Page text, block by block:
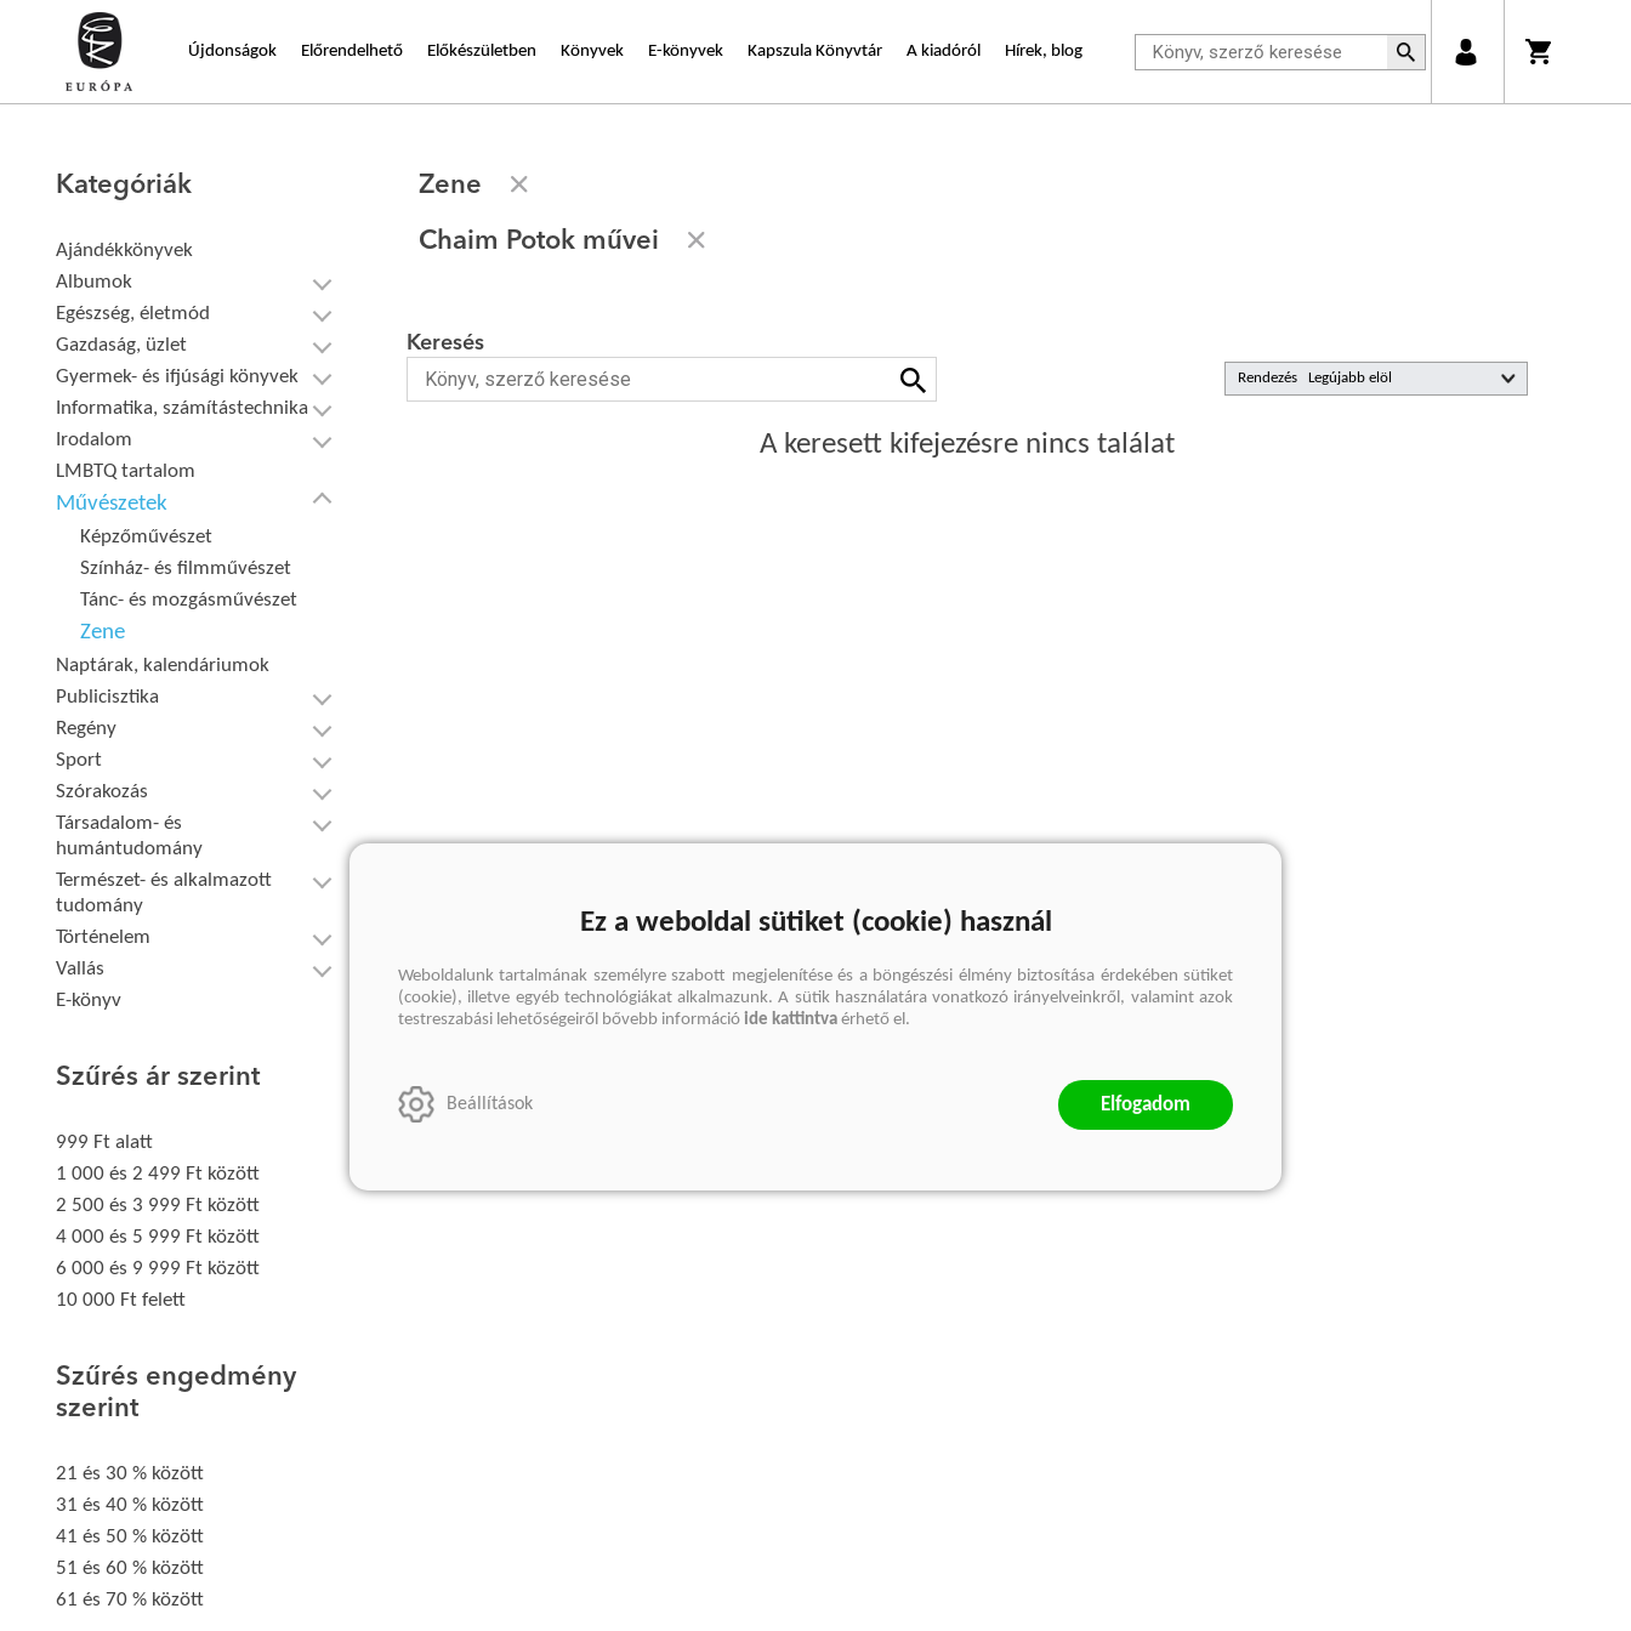
Újdonságok Előrendelhető Előkészületben Könyvek E-könyvek Kapszula Könyvtár A kiadóról Hírek, blog
Kategóriák
Ajándékkönyvek
Albumok
Egészség, életmód
Gazdaság, üzlet
Gyermek- és ifjúsági könyvek
Informatika, számítástechnika
Irodalom
LMBTQ tartalom
Művészetek
Képzőművészet
Színház- és filmművészet
Tánc- és mozgásművészet
Zene
Naptárak, kalendáriumok
Publicisztika
Regény
Sport
Szórakozás
Társadalom- és
humántudomány
Természet- és alkalmazott
tudomány
Történelem
Vallás
E-könyv
Szűrés ár szerint
999 Ft alatt
1 000 és 2 499 Ft között
2 500 és 3 999 Ft között
4 000 és 5 999 Ft között
6 000 és 9 999 Ft között
10 000 Ft felett
Szűrés engedmény
szerint
21 és 30 % között
31 és 40 % között
41 és 50 % között
51 és 60 % között
61 és 70 % között
Zene
Chaim Potok művei
Rendezés
Keresés
A keresett kifejezésre nincs találat
Ez a weboldal sütiket (cookie) használ
Weboldalunk tartalmának személyre szabott megjelenítése és a böngészési élmény biztosítása érdekében sütiket
(cookie), illetve egyéb technológiákat alkalmazunk. A sütik használatára vonatkozó irányelveinkről, valamint azok
testreszabási lehetőségeiről bővebb információ ide kattintva érhető el.
Beállítások Elfogadom